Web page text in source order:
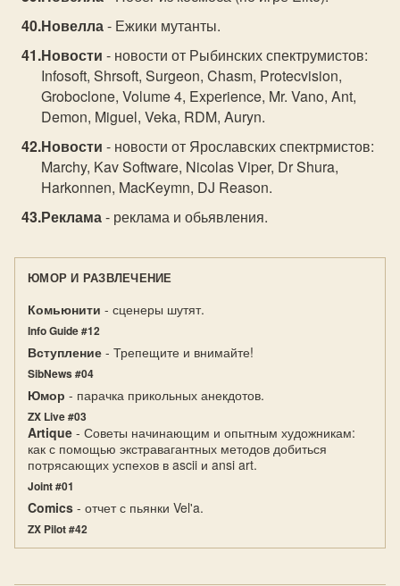
Новелла- Ежики мутанты.
Новости - новости от Рыбинских спектрумистов:
Infosoft, Shrsoft, Surgeon, Chasm, Protecvision,
Groboclone, Volume 4, Expеrience, Mr. Vano, Ant,
Demon, Miguel, Veka, RDM, Auryn.
Новости - новости от Ярославских спектрмистов:
Marchy, Kav Software, Nicolas Viper, Dr Shura,
Harkonnen, MacKeymn, DJ Reason.
Реклама- реклама и обьявления.
ЮМОР И РАЗВЛЕЧЕНИЕ
Комьюнити - сценеры шутят.
Info Guide #12
Вступление - Трепещите и внимайте!
SibNews #04
Юмор - парачка прикольных анекдотов.
ZX Live #03
Artique - Советы начинающим и опытным художникам:
как с помощью экстравагантных методов добиться
потрясающих успехов в ascii и ansi art.
Joint #01
Comics - отчет с пьянки Vel'a.
ZX Pilot #42